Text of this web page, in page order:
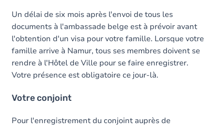
Un délai de six mois après l'envoi de tous les
documents à l'ambassade belge est à prévoir avant
l'obtention d'un visa pour votre famille. Lorsque votre
famille arrive à Namur, tous ses membres doivent se
rendre à l'Hôtel de Ville pour se faire enregistrer.
Votre présence est obligatoire ce jour-là.
Votre conjoint
Pour l'enregistrement du conjoint auprès de